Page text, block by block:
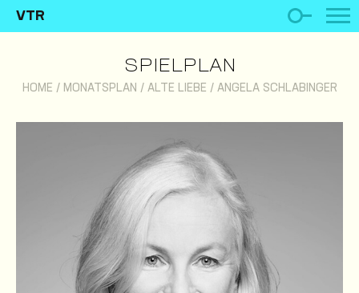
VTR
SPIELPLAN
HOME / MONATSPLAN / ALTE LIEBE / ANGELA SCHLABINGER